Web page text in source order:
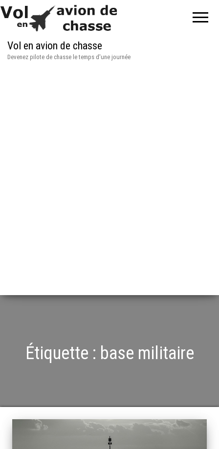
Vol en avion de chasse
Devenez pilote de chasse le temps d'une journée
Étiquette : base militaire